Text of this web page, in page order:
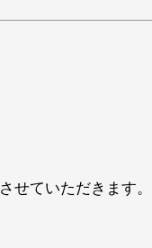
ていただきます。